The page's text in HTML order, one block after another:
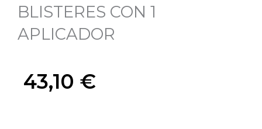
BLISTERES CON 1
APLICADOR
43,10 €